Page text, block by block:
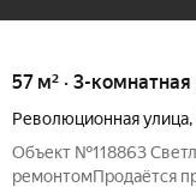
57 м² · 3-
Революционная улица,
Объект №118863
ремонтомПродaётcя